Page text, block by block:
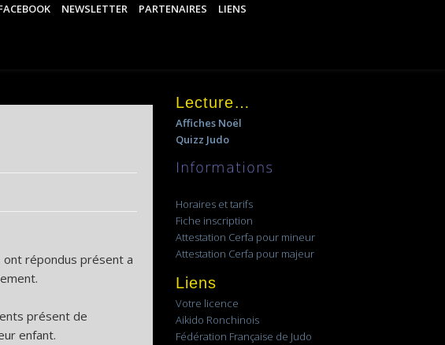
NEWSLETTER PARTENAIRES LIENS
ont répondus présent a
présent de
enfant.
Lecture…
Affiches Noël
Quizz Judo
Informations
Horaires et tarifs
Fiche inscription
Attestation Cerfa pour mineur
Attestation Cerfa pour majeur
Liens
Votre licence
Aikido Ronchinois
Fédération Française de Judo